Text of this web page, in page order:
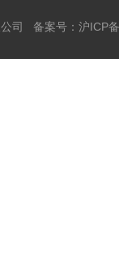
司 备案号： 沪ICP